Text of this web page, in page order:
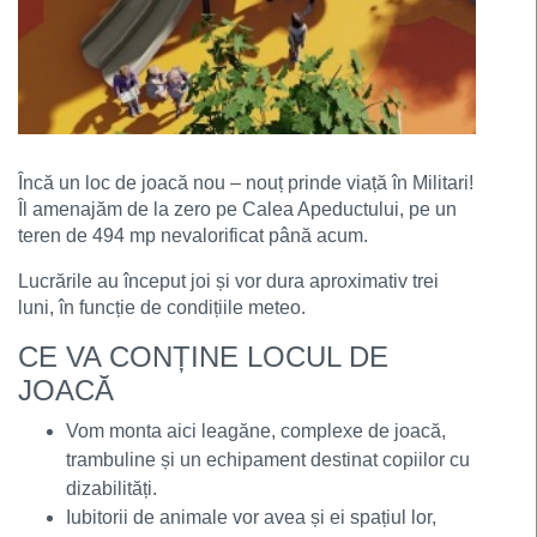
Încă un loc de joacă nou – nouț prinde viață în Militari!
Îl amenajăm de la zero pe Calea Apeductului, pe un
teren de 494 mp nevalorificat până acum.
Lucrările au început joi și vor dura aproximativ trei
luni, în funcție de condițiile meteo.
CE VA CONȚINE LOCUL DE
JOACĂ
Vom monta aici leagăne, complexe de joacă,
trambuline și un echipament destinat copiilor cu
dizabilități.
Iubitorii de animale vor avea și ei spațiul lor,